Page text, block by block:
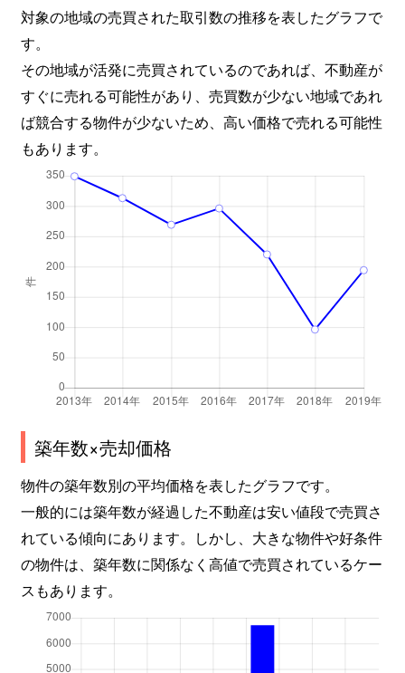
対象の地域の売買された取引数の推移を表したグラフで
す。
その地域が活発に売買されているのであれば、不動産が
すぐに売れる可能性があり、売買数が少ない地域であれ
ば競合する物件が少ないため、高い価格で売れる可能性
もあります。
築年数×売却価格
物件の築年数別の平均価格を表したグラフです。
一般的には築年数が経過した不動産は安い値段で売買さ
れている傾向にあります。しかし、大きな物件や好条件
の物件は、築年数に関係なく高値で売買されているケー
スもあります。